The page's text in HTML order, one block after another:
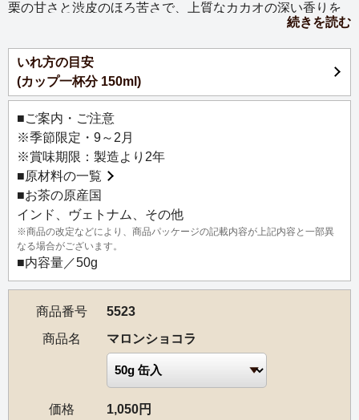
栗の甘さと渋皮のほろ苦さで、上質なカカオの深い香りを
引き立てました。リラックスタイムにおすすめです。
冬に人気の「栗」を素材として選びました。マロンショコ
ラは渋皮がついたままの栗にほんの少し洋酒を加えたイメ
ージです。甘く香ばしい栗と洋酒の香りが程よく溶け合
い、大人っぽく仕上がっています。ミルクティーにもおす
すめです。
続きを読む
いれ方の目安
(カップ一杯分 150ml)
■ご案内・ご注意
※季節限定・9～2月
※賞味期限：製造より2年
■原材料の一覧
■お茶の原産国
インド、ヴェトナム、その他
※商品の改定などにより、商品パッケージの記載内容が上記内容と一部異
なる場合がございます。
■内容量／50g
商品番号
5523
商品名
マロンショコラ
価格
1,050円